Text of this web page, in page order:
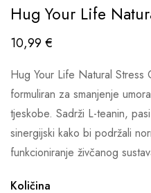
Hug Your Life
10,99 €
Hug Your Life Natural
formuliran za smanjenje
tjeskobe. Sadrži L-teanin,
sinergijski kako bi podržali
funkcioniranje živčanog
Količina